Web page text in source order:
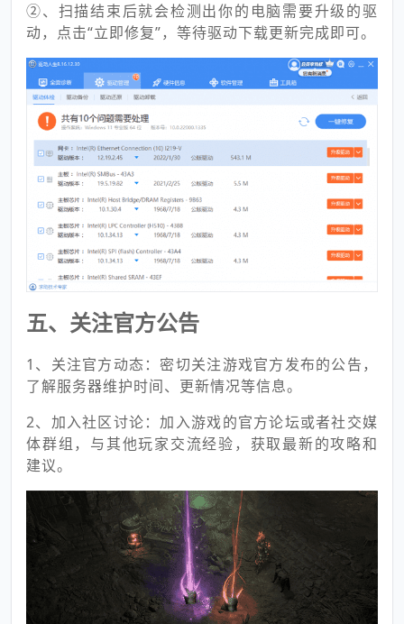
②、扫描结束后就会检测出你的电脑需要升级的驱
动，点击“立即修复”，等待驱动下载更新完成即可。
五、关注官方公告
1、关注官方动态：密切关注游戏官方发布的公告，
了解服务器维护时间、更新情况等信息。
2、加入社区讨论：加入游戏的官方论坛或者社交媒
体群组，与其他玩家交流经验，获取最新的攻略和
建议。